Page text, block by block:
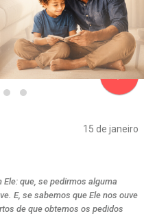
15 de janeiro
que, se pedirmos alguma
E, se sabemos que Ele nos ouve
de que obtemos os pedidos
navigate_next